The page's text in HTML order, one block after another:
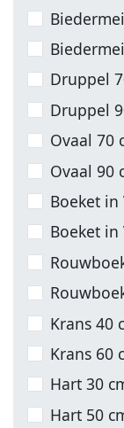
Druppel
Druppel
Ovaal 70
Ovaal 90
Boeket in
Boeket in
Krans 40
Krans 60
Hart 30
Hart 50